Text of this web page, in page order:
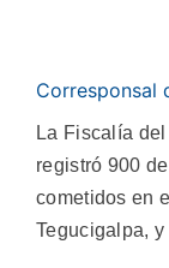
Corresponsal
La Fiscalía
registró 900
cometidos en
Tegucigalpa,